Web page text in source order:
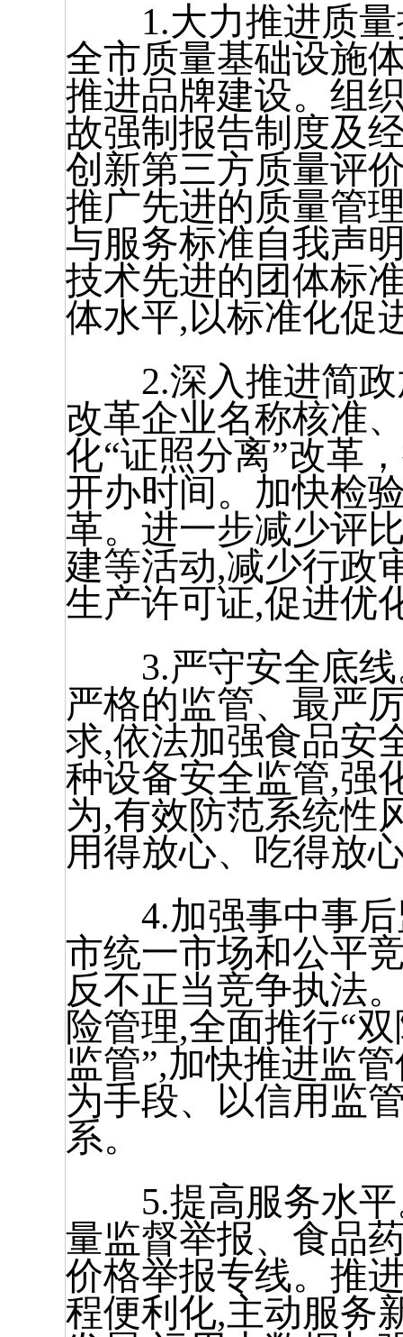
1.大力推进质量
全市质量基础设施
推进品牌建设。组
故强制报告制度及
创新第三方质量评
推广先进的质量管
与服务标准自我声
技术先进的团体标
体水平,以标准化促
2.深入推进简政
改革企业名称核准
化“证照分离”改革
开办时间。加快检
革。进一步减少评
建等活动,减少行政
生产许可证,促进优
3.严守安全底线
严格的监管、最严
求,依法加强食品安
种设备安全监管,强
为,有效防范系统性
用得放心、吃得放
4.加强事中事后
市统一市场和公平
反不正当竞争执法
险管理,全面推行“
监管”,加快推进监
为手段、以信用监
系。
5.提高服务水平
量监督举报、食品
价格举报专线。推
程便利化,主动服务